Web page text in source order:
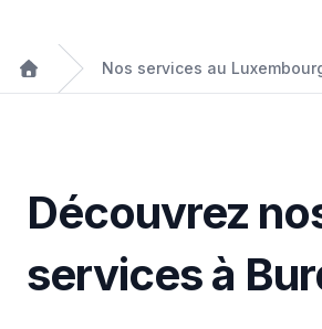
Nos services au
Découvrez
services à